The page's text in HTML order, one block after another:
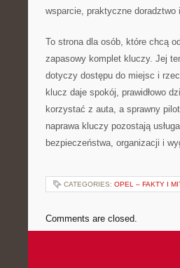
wsparcie, praktyczne doradztwo
To strona dla osób, które chcą
zapasowy komplet kluczy. Jej
dotyczy dostępu do miejsc i
klucz daje spokój, prawidłowo
korzystać z auta, a sprawny
naprawa kluczy pozostają
bezpieczeństwa, organizacji i
CATEGORIES: OPEL – FAKTY I
Comments are closed.